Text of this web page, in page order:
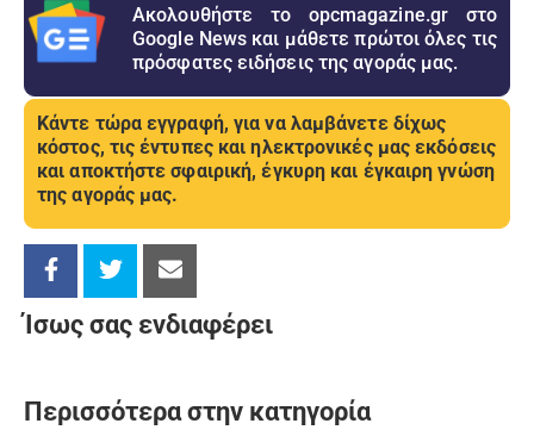
Ακολουθήστε το opcmagazine.gr στο
Google News και μάθετε πρώτοι όλες τις
πρόσφατες ειδήσεις της αγοράς μας.
Κάντε τώρα εγγραφή, για να λαμβάνετε δίχως
κόστος, τις έντυπες και ηλεκτρονικές μας εκδόσεις
και αποκτήστε σφαιρική, έγκυρη και έγκαιρη γνώση
της αγοράς μας.
Ίσως σας ενδιαφέρει
Περισσότερα στην κατηγορία